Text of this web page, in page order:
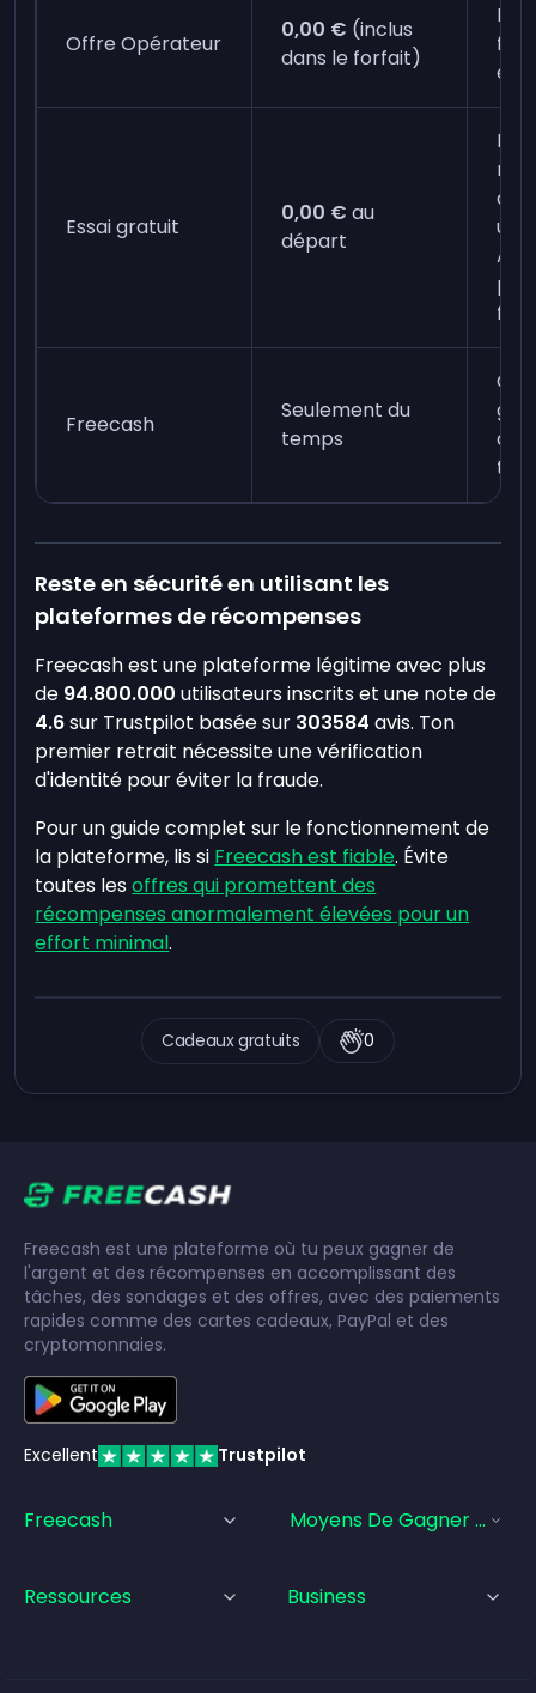
Offre Opérateur
0,00 € (inclus
dans le forfait)
Essai gratuit
0,00 € au
départ
Freecash
Seulement du
temps
Ce
tu
Reste en sécurité en utilisant les
plateformes de récompenses
Freecash est une plateforme légitime avec plus
de 94.800.000 utilisateurs inscrits et une note de
4.6sur Trustpilot basée sur 303584 avis. Ton
premier retrait nécessite une vérification
d'identité pour éviter la fraude.
Pour un guide complet sur le fonctionnement de
la plateforme, lis si Freecash est fiable. Évite
toutes lesoffres qui promettent des
récompenses anormalement élevées pour un
effort minimal.
Cadeaux gratuits 0
Freecash est une plateforme où tu peux gagner de
l'argent et des récompenses en accomplissant des
tâches, des sondages et des offres, avec des paiements
rapides comme des cartes cadeaux, PayPal et des
cryptomonnaies.
Excellent Trustpilot
Freecash Moyens De Gagner De
Ressources Business